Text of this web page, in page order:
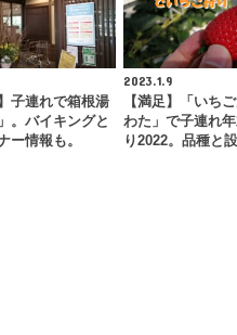
子連れで箱根湯
。バイキングと
ー情報も。
2023.1.9
【満足】「いち
わた」で子連れ
り2022。品種と